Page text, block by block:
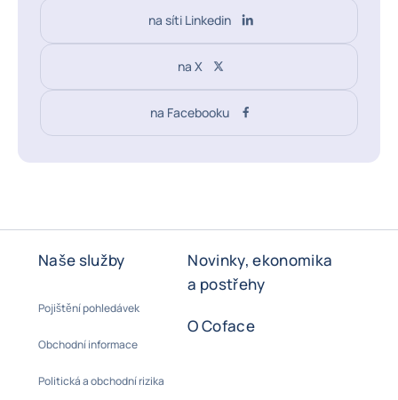
na síti Linkedin
na X
na Facebooku
Naše služby
Pojištění pohledávek
Obchodní informace
Politická a obchodní rizika
Novinky, ekonomika
a postřehy
O Coface